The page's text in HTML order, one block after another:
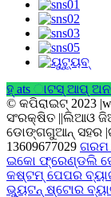
ହ୍ ats ାଟସ୍ ଆପ୍
© କପିରାଇଟ୍ 2023
ସଂରକ୍ଷିତ ||ଲିଆଓ
ଡୋଙ୍ଗଗୁଆନ୍ ସହର
13609677029 ଗରମ
ଇକୋ ଫ୍ରେଣ୍ଡଲି
କଷ୍ଟମ୍ ପେପର
ଭ୍ୟୁଟନ୍ ଷ୍ଟୋର